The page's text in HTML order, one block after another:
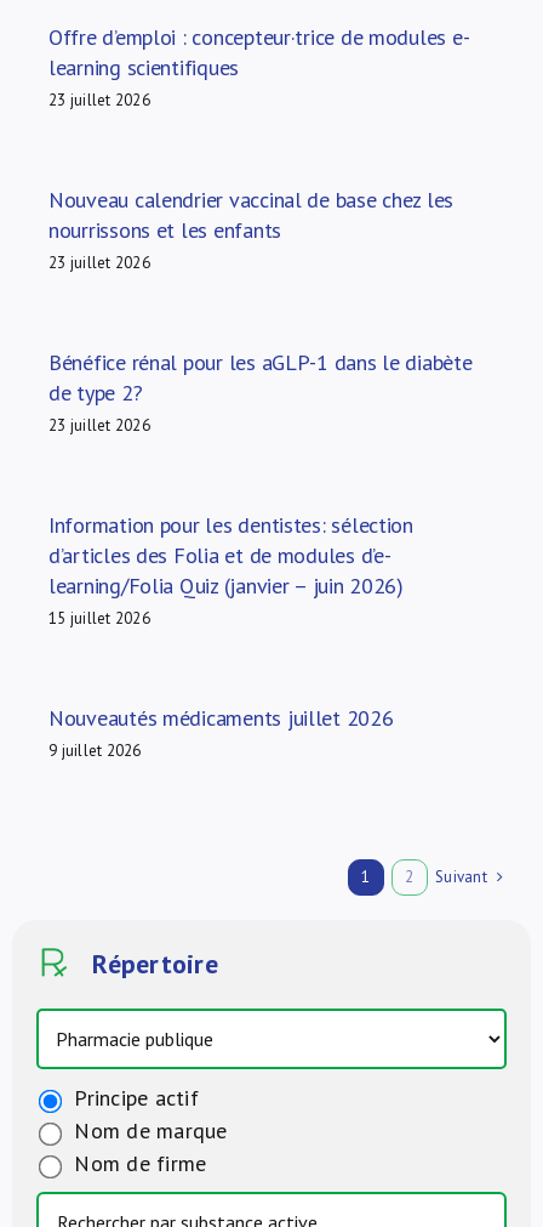
Offre d’emploi : concepteur·trice de modules e-
learning scientifiques
23 juillet 2026
Nouveau calendrier vaccinal de base chez les
nourrissons et les enfants
23 juillet 2026
Bénéfice rénal pour les aGLP-1 dans le diabète
de type 2?
23 juillet 2026
Information pour les dentistes: sélection
d’articles des Folia et de modules d’e-
learning/Folia Quiz (janvier – juin 2026)
15 juillet 2026
Nouveautés médicaments juillet 2026
9 juillet 2026
1 2 Suivant
Répertoire
Principe actif
Nom de marque
Nom de firme